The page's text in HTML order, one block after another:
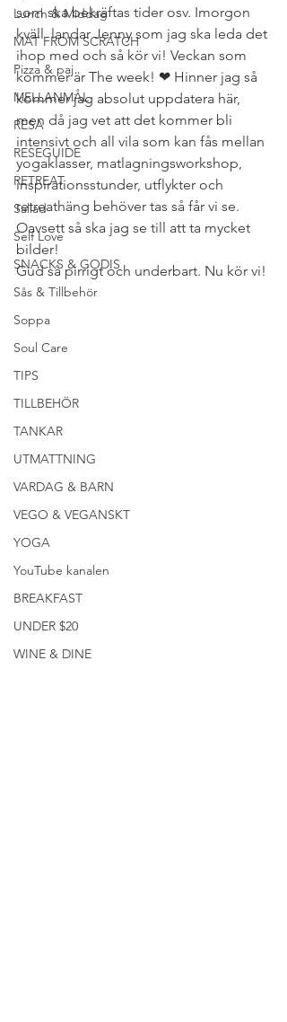
Lunch & Middag
MAT FROM SCRATCH
Pizza & paj
MELLANMÅL
RESA
RESEGUIDE
RETREAT
Sallad
Self Love
SNACKS & GODIS
Sås & Tillbehör
Soppa
Soul Care
TIPS
TILLBEHÖR
TANKAR
UTMATTNING
VARDAG & BARN
VEGO & VEGANSKT
YOGA
YouTube kanalen
BREAKFAST
UNDER $20
WINE & DINE
som ska bekräftas tider osv. Imorgon
kväll  landar Jenny som jag ska leda det
ihop med och så kör vi! Veckan som
kommer är The week! ❤ Hinner jag så
kommer jag absolut uppdatera här,
men då jag vet att det kommer bli
intensivt och all vila som kan fås mellan
yogaklasser, matlagningsworkshop,
inspirationsstunder, utflykter och
retreathäng behöver tas så får vi se.
Oavsett så ska jag se till att ta mycket
bilder!
Gud så pirrigt och underbart. Nu kör vi!